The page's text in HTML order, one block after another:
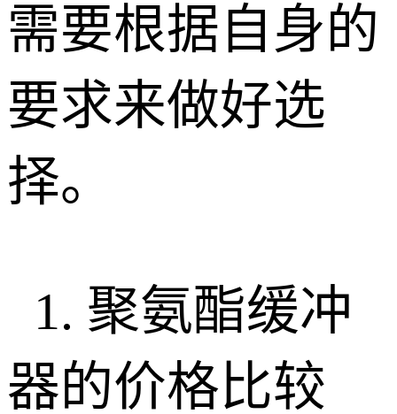
需要根据自身的
要求来做好选
择。
1. 聚氨酯缓冲
器的价格比较